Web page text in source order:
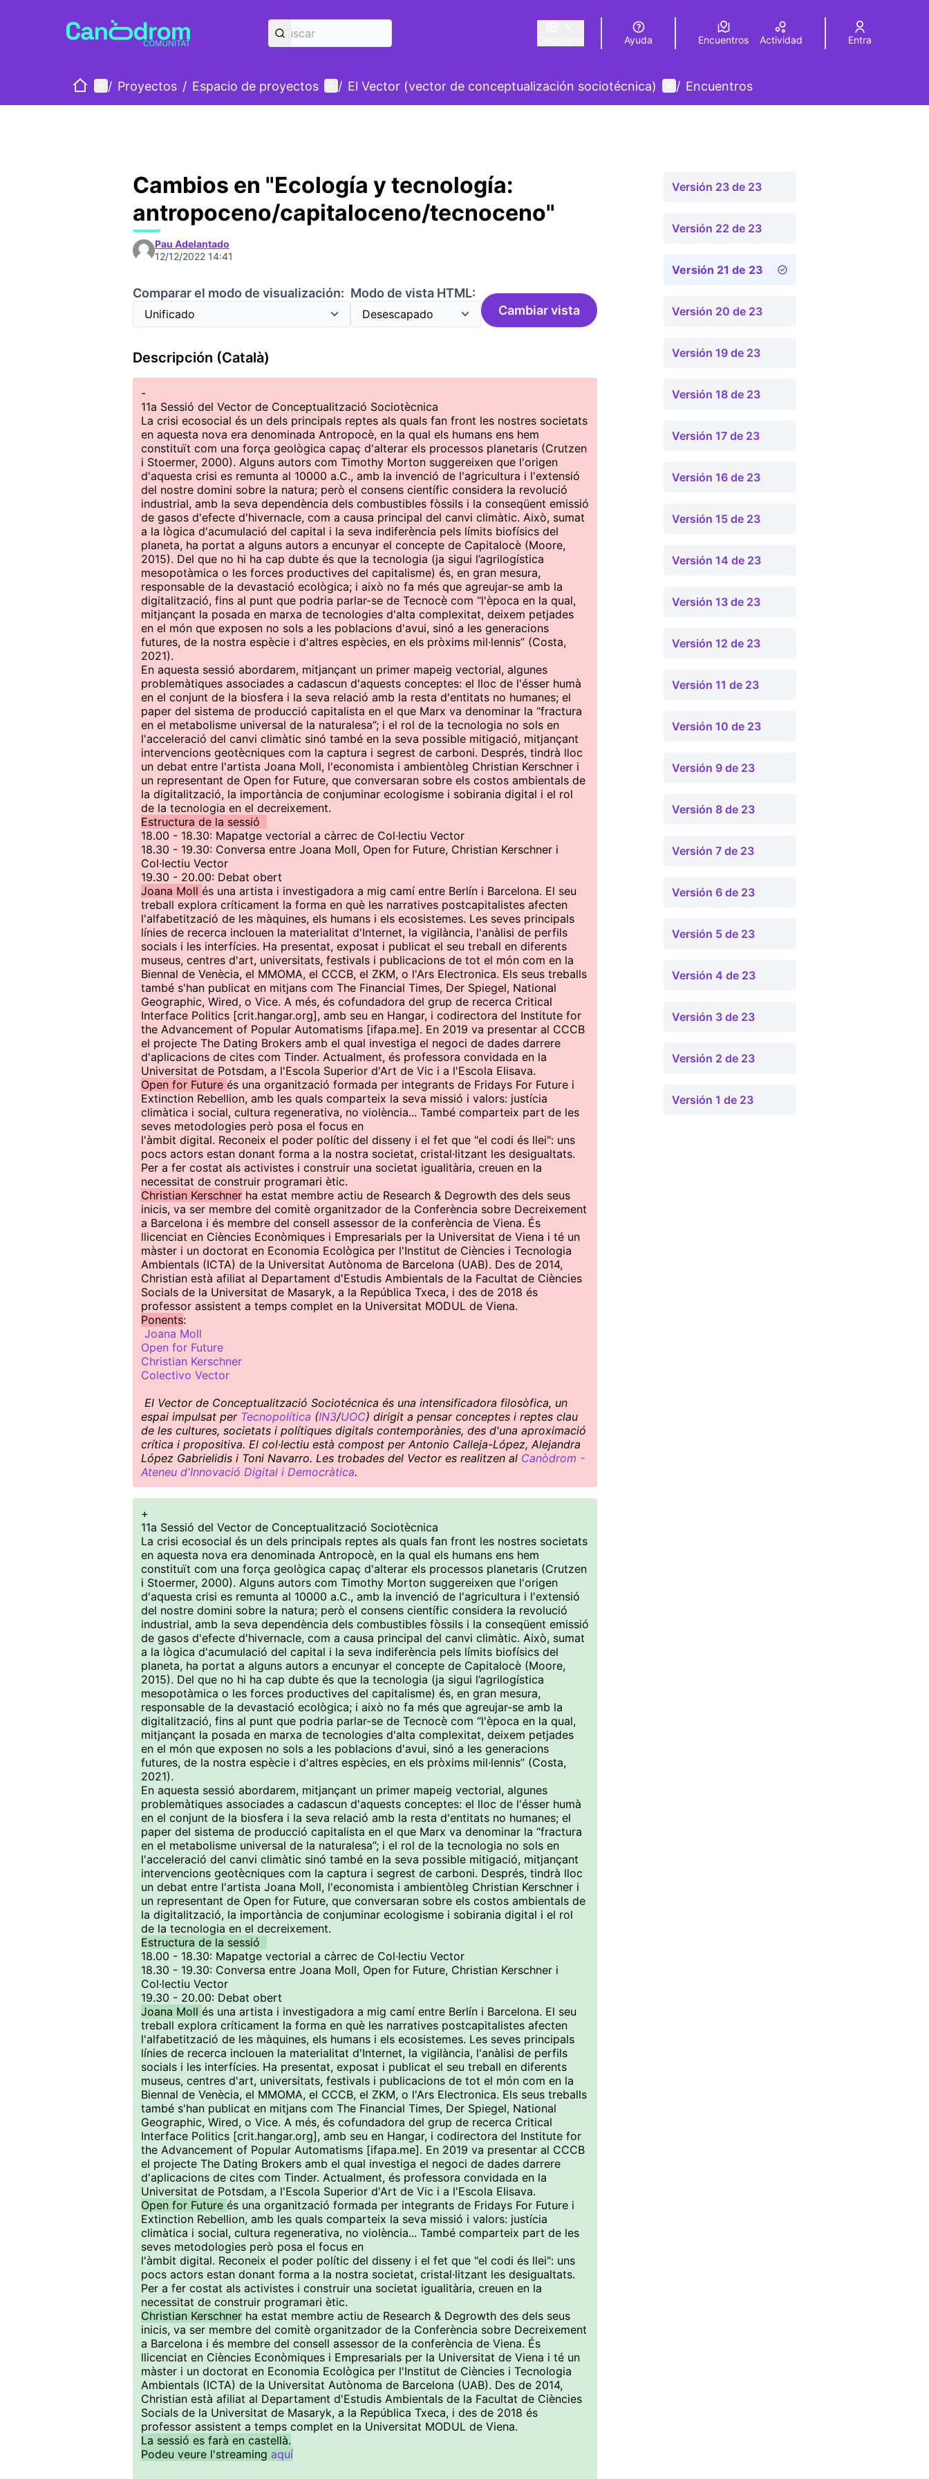
Triar la llengua Elegir el idioma Choose language
Ayuda Encuentros Actividad Entra
InicioMenú principal
/ Proyectos / Espacio de proyectos Menú de usuario
/ El Vector (vector de conceptualización sociotécnica) Menú de usuario
/ Encuentros
Cambios en "Ecología y tecnología:
antropoceno/capitaloceno/tecnoceno"
Pau Adelantado
12/12/2022 14:41
Comparar el modo de visualización: Modo de vista HTML:
Cambiar vista
Descripción (Català)
-
11a Sessió del Vector de Conceptualització Sociotècnica
La crisi ecosocial és un dels principals reptes als quals fan front les nostres societats
en aquesta nova era denominada Antropocè, en la qual els humans ens hem
constituït com una força geològica capaç d'alterar els processos planetaris (Crutzen
i Stoermer, 2000). Alguns autors com Timothy Morton suggereixen que l'origen
d'aquesta crisi es remunta al 10000 a.C., amb la invenció de l'agricultura i l'extensió
del nostre domini sobre la natura; però el consens científic considera la revolució
industrial, amb la seva dependència dels combustibles fòssils i la conseqüent emissió
de gasos d'efecte d'hivernacle, com a causa principal del canvi climàtic. Això, sumat
a la lògica d'acumulació del capital i la seva indiferència pels límits biofísics del
planeta, ha portat a alguns autors a encunyar el concepte de Capitalocè (Moore,
2015). Del que no hi ha cap dubte és que la tecnologia (ja sigui l’agrilogística
mesopotàmica o les forces productives del capitalisme) és, en gran mesura,
responsable de la devastació ecològica; i això no fa més que agreujar-se amb la
digitalització, fins al punt que podria parlar-se de Tecnocè com “l'època en la qual,
mitjançant la posada en marxa de tecnologies d'alta complexitat, deixem petjades
en el món que exposen no sols a les poblacions d'avui, sinó a les generacions
futures, de la nostra espècie i d'altres espècies, en els pròxims mil·lennis” (Costa,
2021).
En aquesta sessió abordarem, mitjançant un primer mapeig vectorial, algunes
problemàtiques associades a cadascun d'aquests conceptes: el lloc de l'ésser humà
en el conjunt de la biosfera i la seva relació amb la resta d'entitats no humanes; el
paper del sistema de producció capitalista en el que Marx va denominar la “fractura
en el metabolisme universal de la naturalesa”; i el rol de la tecnologia no sols en
l'acceleració del canvi climàtic sinó també en la seva possible mitigació, mitjançant
intervencions geotècniques com la captura i segrest de carboni. Després, tindrà lloc
un debat entre l'artista Joana Moll, l'economista i ambientòleg Christian Kerschner i
un representant de Open for Future, que conversaran sobre els costos ambientals de
la digitalització, la importància de conjuminar ecologisme i sobirania digital i el rol
de la tecnologia en el decreixement.
Estructura de la sessió
18.00 - 18.30: Mapatge vectorial a càrrec de Col·lectiu Vector
18.30 - 19.30: Conversa entre Joana Moll, Open for Future, Christian Kerschner i
Col·lectiu Vector
19.30 - 20.00: Debat obert
Joana Moll és una artista i investigadora a mig camí entre Berlín i Barcelona. El seu
treball explora críticament la forma en què les narratives postcapitalistes afecten
l'alfabetització de les màquines, els humans i els ecosistemes. Les seves principals
línies de recerca inclouen la materialitat d'Internet, la vigilància, l'anàlisi de perfils
socials i les interfícies. Ha presentat, exposat i publicat el seu treball en diferents
museus, centres d'art, universitats, festivals i publicacions de tot el món com en la
Biennal de Venècia, el MMOMA, el CCCB, el ZKM, o l'Ars Electronica. Els seus treballs
també s'han publicat en mitjans com The Financial Times, Der Spiegel, National
Geographic, Wired, o Vice. A més, és cofundadora del grup de recerca Critical
Interface Politics [crit.hangar.org], amb seu en Hangar, i codirectora del Institute for
the Advancement of Popular Automatisms [ifapa.me]. En 2019 va presentar al CCCB
el projecte The Dating Brokers amb el qual investiga el negoci de dades darrere
d'aplicacions de cites com Tinder. Actualment, és professora convidada en la
Universitat de Potsdam, a l'Escola Superior d'Art de Vic i a l'Escola Elisava.
Open for Future és una organització formada per integrants de Fridays For Future i
Extinction Rebellion, amb les quals comparteix la seva missió i valors: justícia
climàtica i social, cultura regenerativa, no violència... També comparteix part de les
seves metodologies però posa el focus en
l'àmbit digital. Reconeix el poder polític del disseny i el fet que "el codi és llei": uns
pocs actors estan donant forma a la nostra societat, cristal·litzant les desigualtats.
Per a fer costat als activistes i construir una societat igualitària, creuen en la
necessitat de construir programari ètic.
Christian Kerschner ha estat membre actiu de Research & Degrowth des dels seus
inicis, va ser membre del comitè organitzador de la Conferència sobre Decreixement
a Barcelona i és membre del consell assessor de la conferència de Viena. És
llicenciat en Ciències Econòmiques i Empresarials per la Universitat de Viena i té un
màster i un doctorat en Economia Ecològica per l'Institut de Ciències i Tecnologia
Ambientals (ICTA) de la Universitat Autònoma de Barcelona (UAB). Des de 2014,
Christian està afiliat al Departament d'Estudis Ambientals de la Facultat de Ciències
Socials de la Universitat de Masaryk, a la República Txeca, i des de 2018 és
professor assistent a temps complet en la Universitat MODUL de Viena.
Ponents:
Joana Moll
Open for Future
Christian Kerschner
Colectivo Vector
El Vector de Conceptualització Sociotécnica és una intensificadora filosòfica, un
espai impulsat per Tecnopolítica (IN3/UOC) dirigit a pensar conceptes i reptes clau
de les cultures, societats i polítiques digitals contemporànies, des d'una aproximació
crítica i propositiva. El col·lectiu està compost per Antonio Calleja-López, Alejandra
López Gabrielidis i Toni Navarro. Les trobades del Vector es realitzen al Canòdrom -
Ateneu d'Innovació Digital i Democràtica.
+
11a Sessió del Vector de Conceptualització Sociotècnica
La crisi ecosocial és un dels principals reptes als quals fan front les nostres societats
en aquesta nova era denominada Antropocè, en la qual els humans ens hem
constituït com una força geològica capaç d'alterar els processos planetaris (Crutzen
i Stoermer, 2000). Alguns autors com Timothy Morton suggereixen que l'origen
d'aquesta crisi es remunta al 10000 a.C., amb la invenció de l'agricultura i l'extensió
del nostre domini sobre la natura; però el consens científic considera la revolució
industrial, amb la seva dependència dels combustibles fòssils i la conseqüent emissió
de gasos d'efecte d'hivernacle, com a causa principal del canvi climàtic. Això, sumat
a la lògica d'acumulació del capital i la seva indiferència pels límits biofísics del
planeta, ha portat a alguns autors a encunyar el concepte de Capitalocè (Moore,
2015). Del que no hi ha cap dubte és que la tecnologia (ja sigui l’agrilogística
mesopotàmica o les forces productives del capitalisme) és, en gran mesura,
responsable de la devastació ecològica; i això no fa més que agreujar-se amb la
digitalització, fins al punt que podria parlar-se de Tecnocè com “l'època en la qual,
mitjançant la posada en marxa de tecnologies d'alta complexitat, deixem petjades
en el món que exposen no sols a les poblacions d'avui, sinó a les generacions
futures, de la nostra espècie i d'altres espècies, en els pròxims mil·lennis” (Costa,
2021).
En aquesta sessió abordarem, mitjançant un primer mapeig vectorial, algunes
problemàtiques associades a cadascun d'aquests conceptes: el lloc de l'ésser humà
en el conjunt de la biosfera i la seva relació amb la resta d'entitats no humanes; el
paper del sistema de producció capitalista en el que Marx va denominar la “fractura
en el metabolisme universal de la naturalesa”; i el rol de la tecnologia no sols en
l'acceleració del canvi climàtic sinó també en la seva possible mitigació, mitjançant
intervencions geotècniques com la captura i segrest de carboni. Després, tindrà lloc
un debat entre l'artista Joana Moll, l'economista i ambientòleg Christian Kerschner i
un representant de Open for Future, que conversaran sobre els costos ambientals de
la digitalització, la importància de conjuminar ecologisme i sobirania digital i el rol
de la tecnologia en el decreixement.
Estructura de la sessió
18.00 - 18.30: Mapatge vectorial a càrrec de Col·lectiu Vector
18.30 - 19.30: Conversa entre Joana Moll, Open for Future, Christian Kerschner i
Col·lectiu Vector
19.30 - 20.00: Debat obert
Joana Moll és una artista i investigadora a mig camí entre Berlín i Barcelona. El seu
treball explora críticament la forma en què les narratives postcapitalistes afecten
l'alfabetització de les màquines, els humans i els ecosistemes. Les seves principals
línies de recerca inclouen la materialitat d'Internet, la vigilància, l'anàlisi de perfils
socials i les interfícies. Ha presentat, exposat i publicat el seu treball en diferents
museus, centres d'art, universitats, festivals i publicacions de tot el món com en la
Biennal de Venècia, el MMOMA, el CCCB, el ZKM, o l'Ars Electronica. Els seus treballs
també s'han publicat en mitjans com The Financial Times, Der Spiegel, National
Geographic, Wired, o Vice. A més, és cofundadora del grup de recerca Critical
Interface Politics [crit.hangar.org], amb seu en Hangar, i codirectora del Institute for
the Advancement of Popular Automatisms [ifapa.me]. En 2019 va presentar al CCCB
el projecte The Dating Brokers amb el qual investiga el negoci de dades darrere
d'aplicacions de cites com Tinder. Actualment, és professora convidada en la
Universitat de Potsdam, a l'Escola Superior d'Art de Vic i a l'Escola Elisava.
Open for Future és una organització formada per integrants de Fridays For Future i
Extinction Rebellion, amb les quals comparteix la seva missió i valors: justícia
climàtica i social, cultura regenerativa, no violència... També comparteix part de les
seves metodologies però posa el focus en
l'àmbit digital. Reconeix el poder polític del disseny i el fet que "el codi és llei": uns
pocs actors estan donant forma a la nostra societat, cristal·litzant les desigualtats.
Per a fer costat als activistes i construir una societat igualitària, creuen en la
necessitat de construir programari ètic.
Christian Kerschner ha estat membre actiu de Research & Degrowth des dels seus
inicis, va ser membre del comitè organitzador de la Conferència sobre Decreixement
a Barcelona i és membre del consell assessor de la conferència de Viena. És
llicenciat en Ciències Econòmiques i Empresarials per la Universitat de Viena i té un
màster i un doctorat en Economia Ecològica per l'Institut de Ciències i Tecnologia
Ambientals (ICTA) de la Universitat Autònoma de Barcelona (UAB). Des de 2014,
Christian està afiliat al Departament d'Estudis Ambientals de la Facultat de Ciències
Socials de la Universitat de Masaryk, a la República Txeca, i des de 2018 és
professor assistent a temps complet en la Universitat MODUL de Viena.
La sessió es farà en castellà.
Podeu veure l'streaming aquí
Versión 23 de 23
Versión 22 de 23
Versión 21 de 23
Versión 20 de 23
Versión 19 de 23
Versión 18 de 23
Versión 17 de 23
Versión 16 de 23
Versión 15 de 23
Versión 14 de 23
Versión 13 de 23
Versión 12 de 23
Versión 11 de 23
Versión 10 de 23
Versión 9 de 23
Versión 8 de 23
Versión 7 de 23
Versión 6 de 23
Versión 5 de 23
Versión 4 de 23
Versión 3 de 23
Versión 2 de 23
Versión 1 de 23